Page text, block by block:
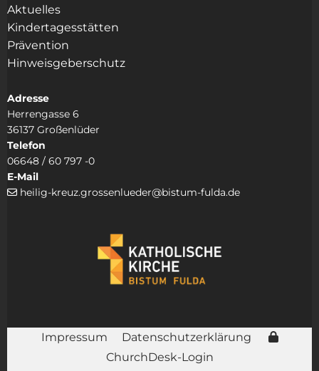
Aktuelles
Kindertagesstätten
Prävention
Hinweisgeberschutz
Adresse
Herrengasse 6
36137 Großenlüder
Telefon
06648 / 60 797 -0
E-Mail
 heilig-kreuz.grossenlueder@bistum-fulda.de
Impressum
Datenschutzerklärung
ChurchDesk-Login